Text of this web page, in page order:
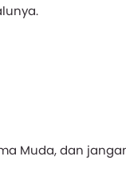
Muda, dan